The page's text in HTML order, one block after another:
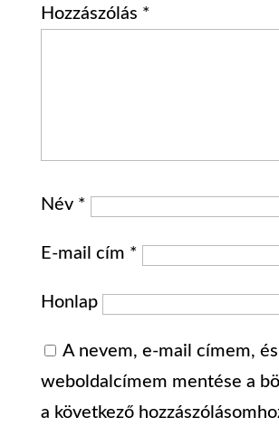
Hozzászólás *
Név *
E-mail cím *
Honlap
A nevem, e-mail címem, és
weboldalcímem mentése a
a következő